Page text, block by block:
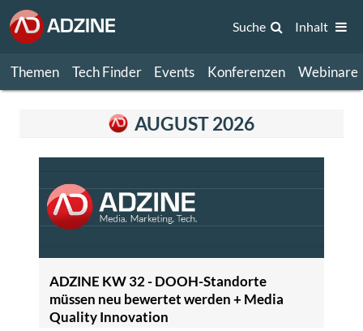
Themen Tech Finder Events Konferenzen Webinare
Suche Inhalt
AUGUST 2026
ADZINE KW 32 - DOOH-Standorte
müssen neu bewertet werden + Media
Quality Innovation